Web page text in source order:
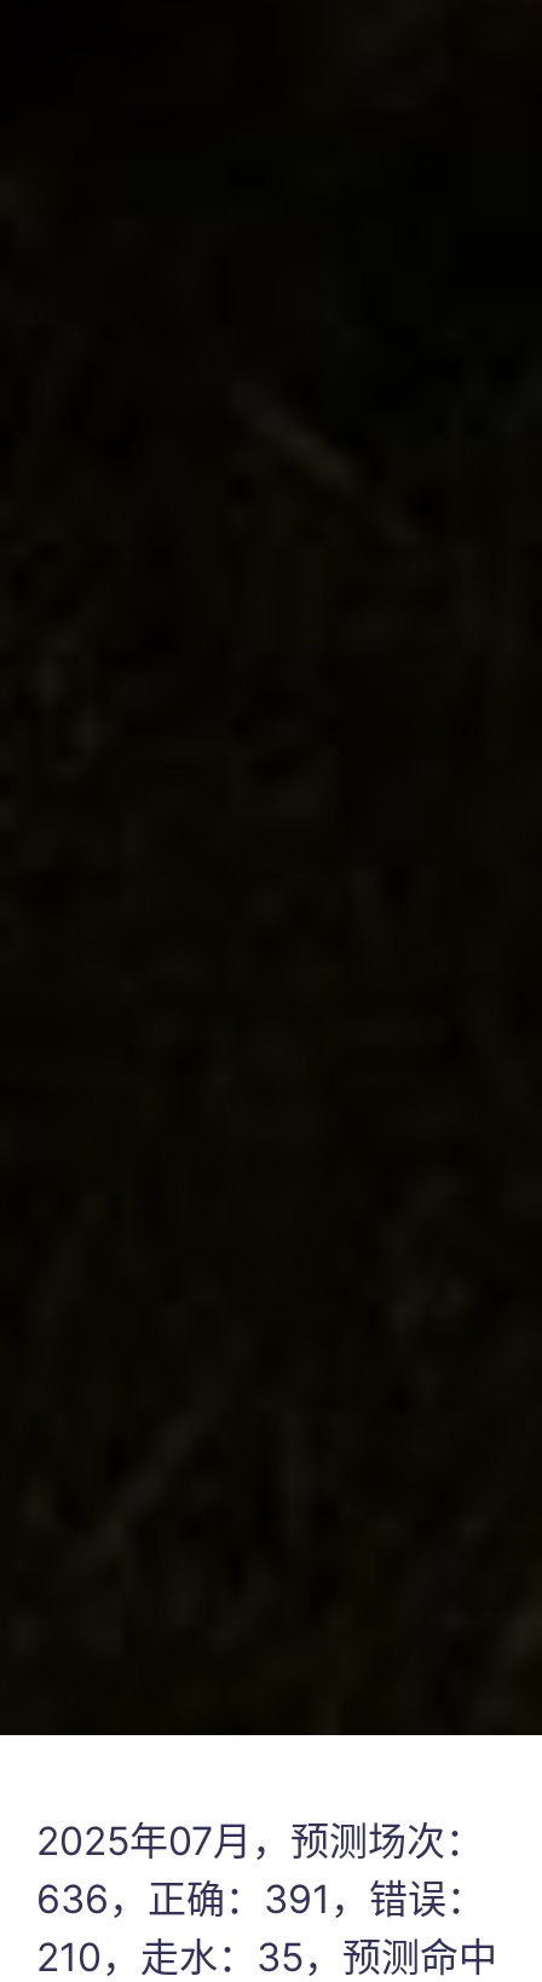
2025年07月，预测场次：
636，正确：391，错误：
210，走水：35，预测命中